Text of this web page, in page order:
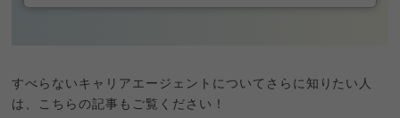
すべらないキャリアエージェントについてさらに知りたい人
は、こちらの記事もご覧ください！